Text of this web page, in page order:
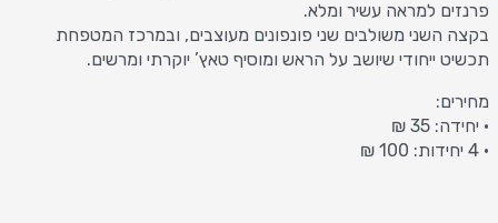
פרנזים למראה עשיר ומלא.
בקצה השני משולבים שני פונפונים מעוצבים, ובמרכז המטפחת
תכשיט ייחודי שיושב על הראש ומוסיף טאץ’ יוקרתי ומרשים.
מחירים:
• יחידה: 35 ₪
• 4 יחידות: 100 ₪